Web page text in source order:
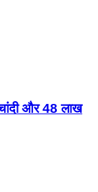
और 48 लाख